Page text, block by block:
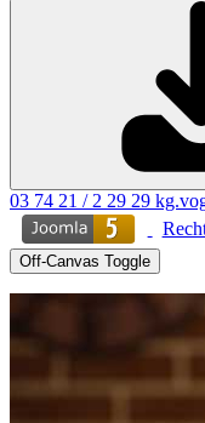
03 74 21 / 2 29 29
Off-Canvas Toggle